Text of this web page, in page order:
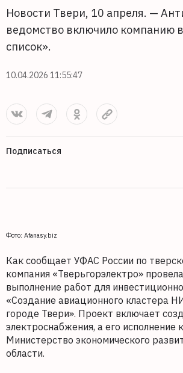
Новости Твери, 10 апреля. —
ведомство включило компанию
список».
10.04.2026 11:55:47
Подписаться
Фото: Afanasy.biz
Как сообщает УФАС России по
компания «Тверьгорэлектро»
выполнение работ для
«Создание авиационного кластера
городе Твери». Проект включает
электроснабжения, а его исполнение
Министерство экономического
области.